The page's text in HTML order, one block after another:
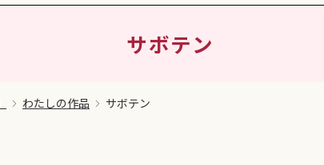
サボテン
わたしの作品 サボテン